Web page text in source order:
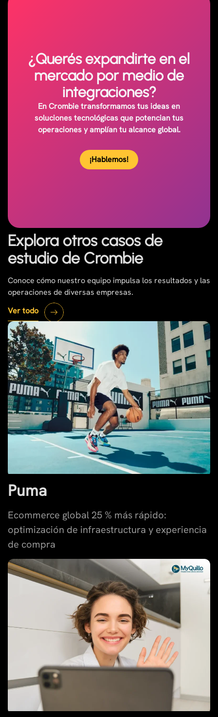
¿Querés expandirte en el
mercado por medio de
integraciones?
En Crombie transformamos tus ideas en
soluciones tecnológicas que potencian tus
operaciones y amplían tu alcance global.
¡Hablemos!
Explora otros casos de
estudio de Crombie
Conoce cómo nuestro equipo impulsa los resultados y las
operaciones de diversas empresas.
Ver todo
Puma
Ecommerce global 25 % más rápido:
optimización de infraestructura y experiencia
de compra